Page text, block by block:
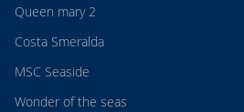
Queen mary 2
Costa Smeralda
MSC Seaside
Wonder of the seas